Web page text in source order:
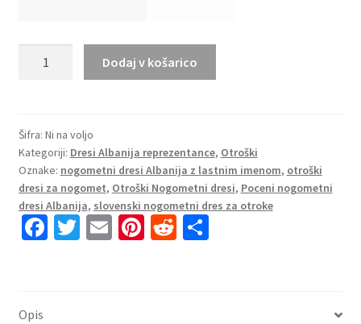
Albanija
Gostujoči
2025-
26
bela
z
Dodaj v košarico
Šifra: Ni na voljo
Kategoriji: Dresi Albanija reprezentance, Otroški
Oznake: nogometni dresi Albanija z lastnim imenom, otroški
dresi za nogomet, Otroški Nogometni dresi, Poceni nogometni
dresi Albanija, slovenski nogometni dres za otroke
Fa T E Pi R S
Opis